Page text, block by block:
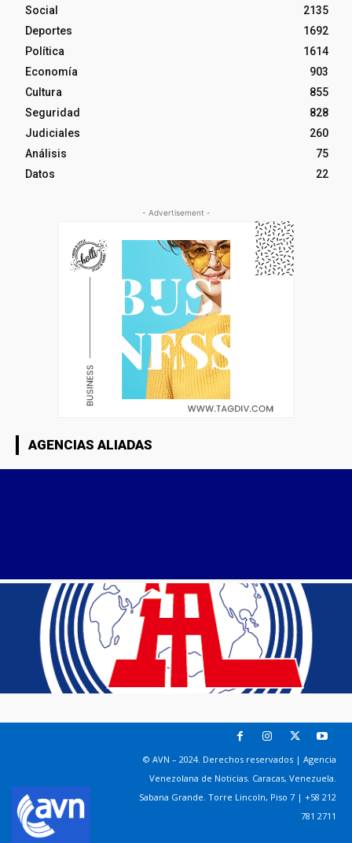
Social
2135
Deportes
1692
Política
1614
Economía
903
Cultura
855
Seguridad
828
Judiciales
260
Análisis
75
Datos
22
- Advertisement -
AGENCIAS ALIADAS
© AVN – 2024. Derechos reservados | Agencia
Venezolana de Noticias. Caracas, Venezuela.
Sabana Grande. Torre Lincoln, Piso 7 | +58 212
781 2711